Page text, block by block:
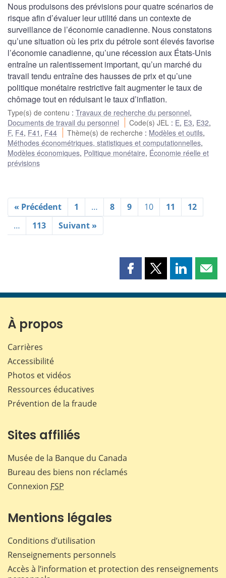
Nous produisons des prévisions pour quatre scénarios de
risque afin d’évaluer leur utilité dans un contexte de
surveillance de l’économie canadienne. Nous constatons
qu’une situation où les prix du pétrole sont élevés favorise
l’économie canadienne, qu’une récession aux États-Unis
entraîne un ralentissement important, qu’un marché du
travail tendu entraîne des hausses de prix et qu’une
politique monétaire restrictive fait augmenter le taux de
chômage tout en réduisant le taux d’inflation.
Type(s) de contenu : Travaux de recherche du personnel,
Documents de travail du personnel
Code(s) JEL : E, E3, E32,
F, F4, F41 , F44 Thème(s) de recherche : Modèles et outils,
Méthodes économétriques, statistiques et computationnelles,
Modèles économiques, Politique monétaire, Économie réelle et
prévisions
« Précédent 1 … 8 9 10 11
12
…
113 Suivant »
Partager
page
Partager
page
Partager
page page
À propos
Carrières
Accessibilité
Photos et vidéos
Ressources éducatives
Prévention de la fraude
Sites affiliés
Musée de la Banque du Canada
Bureau des biens non réclamés
Connexion FSP
Mentions légales
Conditions d’utilisation
Renseignements personnels
Accès à l’information et protection des renseignements